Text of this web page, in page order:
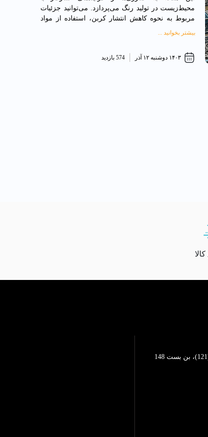
محیط‌زیست در تولید رنگ می‌پردازد. می‌توانید جزئیات
مربوط به نحوه کاهش انتشار کربن، استفاده از مواد
اولیه پایدار یا بازیافت مواد شیمیایی را توضیح دهید
بیشتر بخوانید ...
۱۴۰۳ دوشنبه ۱۲ آذر 574 بازدید
تهرانپارس، خیابان محمد رضایی(121)، بن بست 148